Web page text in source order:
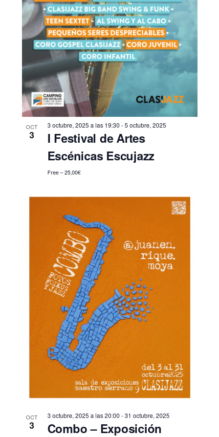
OCT
3
3 octubre, 2025 a las 19:30 -5 octubre, 2025
I Festival de Artes
Escénicas Escujazz
Free – 25,00€
OCT
3
3 octubre, 2025 a las 20:00 -31 octubre, 2025
Combo – Exposición